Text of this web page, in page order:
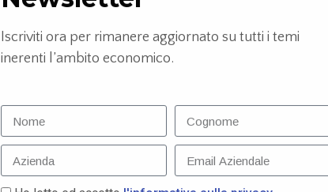
Iscriviti ora per rimanere aggiornato su tutti i temi
inerenti l’ambito economico.